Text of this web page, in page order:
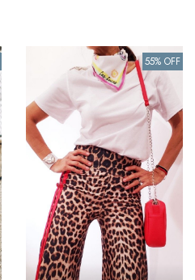
55% OFF